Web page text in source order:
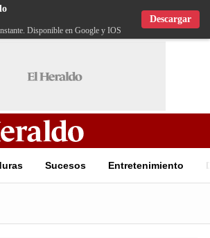
Disponible en Google y IOS
Descargar
Sucesos Entretenimiento